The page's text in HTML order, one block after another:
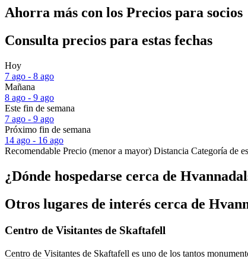
Ahorra más con los Precios para socios
Consulta precios para estas fechas
Hoy
7 ago - 8 ago
Mañana
8 ago - 9 ago
Este fin de semana
7 ago - 9 ago
Próximo fin de semana
14 ago - 16 ago
Recomendable Precio (menor a mayor) Distancia Categoría de
¿Dónde hospedarse cerca de
Otros lugares de interés cerca de
Centro de Visitantes de Skaftafell
Centro de Visitantes de Skaftafell es uno de los tantos